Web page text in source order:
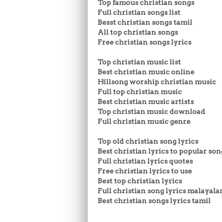
Top famous christian songs
Full christian songs list
Besst christian songs tamil
All top christian songs
Free christian songs lyrics
Top christian music list
Best christian music online
Hillsong worship christian music
Full top christian music
Best christian music artists
Top christian music download
Full christian music genre
Top old christian song lyrics
Best christian lyrics to popular
Full christian lyrics quotes
Free christian lyrics to use
Best top christian lyrics
Full christian song lyrics
Best christian songs lyrics tamil